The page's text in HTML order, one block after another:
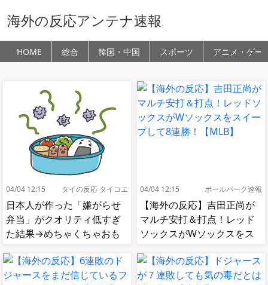
海外の反応アンテナ速報
HOME 総合 韓国・中国 スポーツ アニメ・ゲー
04/04 12:15 タイの反応 タイコエ
日本人が作った「嫌がらせ
弁当」がクオリティ低すぎ
た結果→めちゃくちゃおも
応】
04/04 12:15 ボールパーク速報
【海外の反応】吉田正尚が
マルチ安打＆打点！レッド
ソックスがWソックスをス